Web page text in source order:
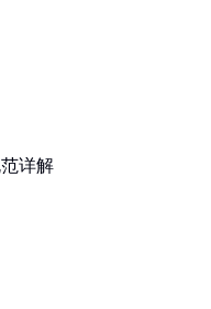
详解